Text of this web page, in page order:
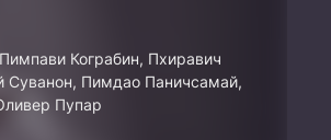
Кограбин, Пхиравич
Суванон, Пимдао Паничсамай,
Пупар